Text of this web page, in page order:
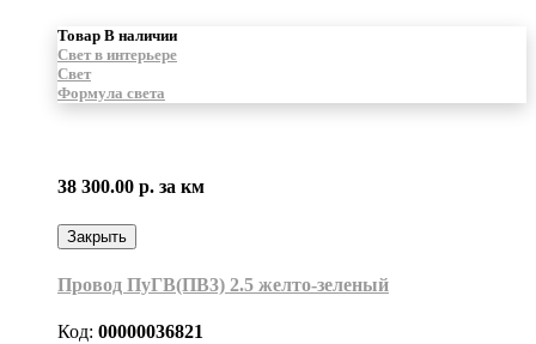
Товар В наличии
Свет в интерьере
Свет
Формула света
38 300.00 р. за км
Закрыть
Провод ПуГВ(ПВ3) 2.5 желто-зеленый
Код: 00000036821